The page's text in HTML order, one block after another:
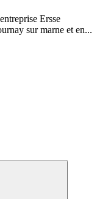
Ersse
sur marne et en...